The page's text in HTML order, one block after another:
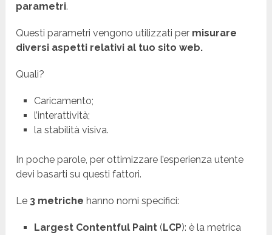
parametri.
Questi parametri vengono utilizzati per misurare
diversi aspetti relativi al tuo sito web.
Quali?
Caricamento;
l’interattività;
la stabilità visiva.
In poche parole, per ottimizzare l’esperienza utente
devi basarti su questi fattori.
Le 3 metriche hanno nomi specifici:
Largest Contentful Paint ( LCP): è la metrica